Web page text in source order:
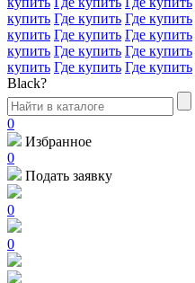
купить Где купить Где купить
купить Где купить Где купить
купить Где купить Где купить
купить Где купить Где купить
Black?
0
Избранное
0
Подать заявку
0
0